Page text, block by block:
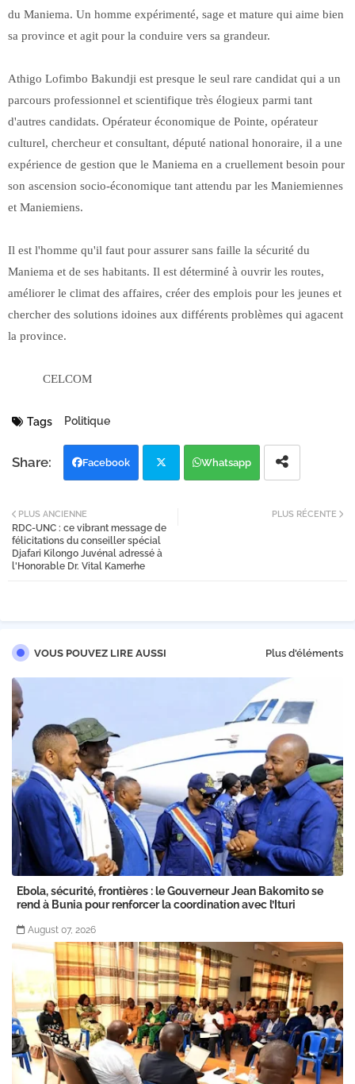
du Maniema. Un homme expérimenté, sage et mature qui aime bien
sa province et agit pour la conduire vers sa grandeur.
Athigo Lofimbo Bakundji est presque le seul rare candidat qui a un
parcours professionnel et scientifique très élogieux parmi tant
d'autres candidats. Opérateur économique de Pointe, opérateur
culturel, chercheur et consultant, député national honoraire, il a une
expérience de gestion que le Maniema en a cruellement besoin pour
son ascension socio-économique tant attendu par les Maniemiennes
et Maniemiens.
Il est l'homme qu'il faut pour assurer sans faille la sécurité du
Maniema et de ses habitants. Il est déterminé à ouvrir les routes,
améliorer le climat des affaires, créer des emplois pour les jeunes et
chercher des solutions idoines aux différents problèmes qui agacent
la province.
CELCOM
Tags Politique
Facebook
tter
Whatsapp
PLUS RÉCENTE
PLUS ANCIENNE
RDC-UNC : ce vibrant message de
félicitations du conseiller spécial
Djafari Kilongo Juvénal adressé à
l'Honorable Dr. Vital Kamerhe
VOUS POUVEZ LIRE AUSSI Plus d'éléments
Ebola, sécurité, frontières : le Gouverneur Jean Bakomito se
rend à Bunia pour renforcer la coordination avec l’Ituri
August 07, 2026